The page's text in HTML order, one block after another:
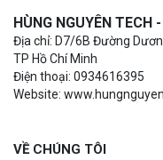
HÙNG NGUYÊN TECH
Địa chỉ: D7/6B Đường
TP Hồ Chí Minh
Điện thoại: 0934616395
Website:
VỀ CHÚNG TÔI